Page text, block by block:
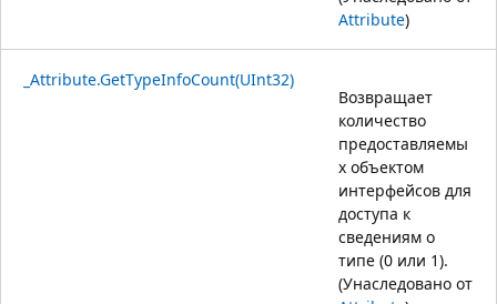
Attribute)
_Attribute.GetTypeInfoCount(UInt32)
Возвращает
количество
предоставляемы
х объектом
интерфейсов для
доступа к
сведениям о
типе (0 или 1).
(Унаследовано от